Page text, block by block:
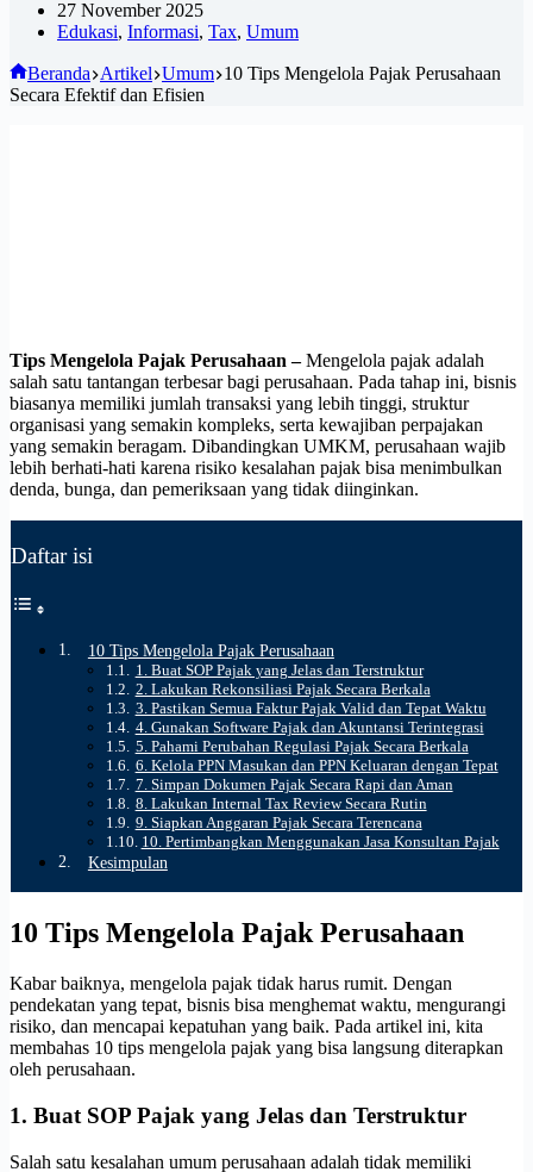
27 November 2025
Edukasi, Informasi, Tax, Umum
Beranda Artikel Umum 10 Tips Mengelola Pajak Perusahaan
Secara Efektif dan Efisien
Tips Mengelola Pajak Perusahaan –Mengelola pajak adalah
salah satu tantangan terbesar bagi perusahaan. Pada tahap ini, bisnis
biasanya memiliki jumlah transaksi yang lebih tinggi, struktur
organisasi yang semakin kompleks, serta kewajiban perpajakan
yang semakin beragam. Dibandingkan UMKM, perusahaan wajib
lebih berhati-hati karena risiko kesalahan pajak bisa menimbulkan
denda, bunga, dan pemeriksaan yang tidak diinginkan.
Daftar isi
10 Tips Mengelola Pajak Perusahaan
1. Buat SOP Pajak yang Jelas dan Terstruktur
2. Lakukan Rekonsiliasi Pajak Secara Berkala
3. Pastikan Semua Faktur Pajak Valid dan Tepat Waktu
4. Gunakan Software Pajak dan Akuntansi Terintegrasi
5. Pahami Perubahan Regulasi Pajak Secara Berkala
6. Kelola PPN Masukan dan PPN Keluaran dengan Tepat
7. Simpan Dokumen Pajak Secara Rapi dan Aman
8. Lakukan Internal Tax Review Secara Rutin
9. Siapkan Anggaran Pajak Secara Terencana
10. Pertimbangkan Menggunakan Jasa Konsultan Pajak
Kesimpulan
10 Tips Mengelola Pajak Perusahaan
Kabar baiknya, mengelola pajak tidak harus rumit. Dengan
pendekatan yang tepat, bisnis bisa menghemat waktu, mengurangi
risiko, dan mencapai kepatuhan yang baik. Pada artikel ini, kita
membahas 10 tips mengelola pajak yang bisa langsung diterapkan
oleh perusahaan.
1. Buat SOP Pajak yang Jelas dan Terstruktur
Salah satu kesalahan umum perusahaan adalah tidak memiliki